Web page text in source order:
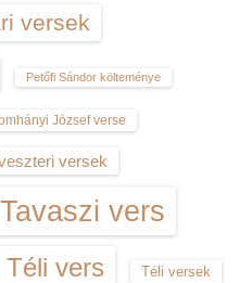
versek
Petőfi Sándor költeménye
József verse
versek
Tavaszi vers
Téli vers Téli versek